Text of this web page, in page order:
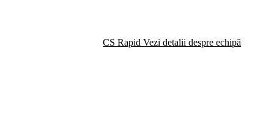
CS Rapid Vezi detalii despre echipă